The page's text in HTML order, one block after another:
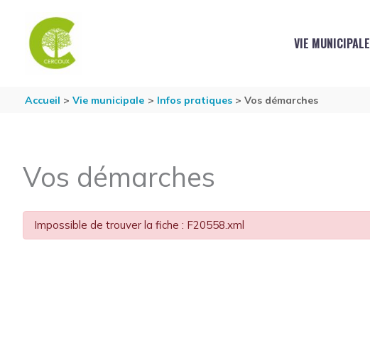
VIE MUNICIPALE
Accueil Vie municipale Infos pratiques Vos démarches
Vos démarches
Impossible de trouver la fiche : F20558.xml